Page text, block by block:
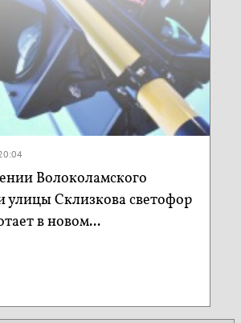
Волоколамского
улицы Склизкова светофор
в новом...